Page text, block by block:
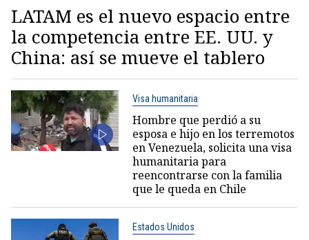
LATAM es el nuevo espacio entre
la competencia entre EE. UU. y
China: así se mueve el tablero
Visa humanitaria
Hombre que perdió a su
esposa e hijo en los terremotos
en Venezuela, solicita una visa
humanitaria para
reencontrarse con la familia
que le queda en Chile
Estados Unidos